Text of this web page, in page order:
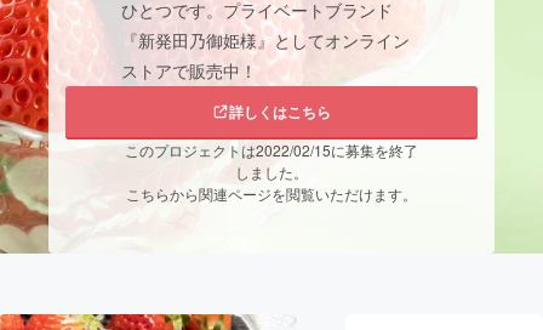
ビジネス・起業
まちづくり・地域活性化
CAMPFIRE for Social GoodCAMPFIRE Creation
CAMPFIREふるさと納税machi-yaコミュニティ
ひとつです。プライベートブランド
『新発田乃御姫様』としてオンライン
ストアで販売中！
詳しくはこちら
このプロジェクトは2022/02/15に募集を終了
しました。
こちらから関連ページを閲覧いただけます。